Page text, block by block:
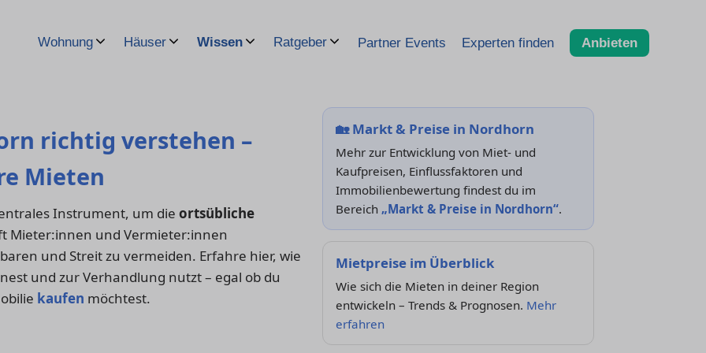
Wohnung Häuser Wissen Ratgeber Partner Events Experten finden Anbieten
richtig verstehen –
Mieten
Instrument, um die ortsübliche
Mieter:innen und Vermieter:innen
und Streit zu vermeiden. Erfahre hier, wie
und zur Verhandlung nutzt – egal ob du
kaufen möchtest.
🏡Markt & Preise in Nordhorn
Mehr zur Entwicklung von Miet- und
Kaufpreisen, Einflussfaktoren und
Immobilienbewertung findest du im
Bereich „Markt & Preise in Nordhorn“.
Mietpreise im Überblick
Wie sich die Mieten in deiner Region
entwickeln – Trends & Prognosen. Mehr
erfahren